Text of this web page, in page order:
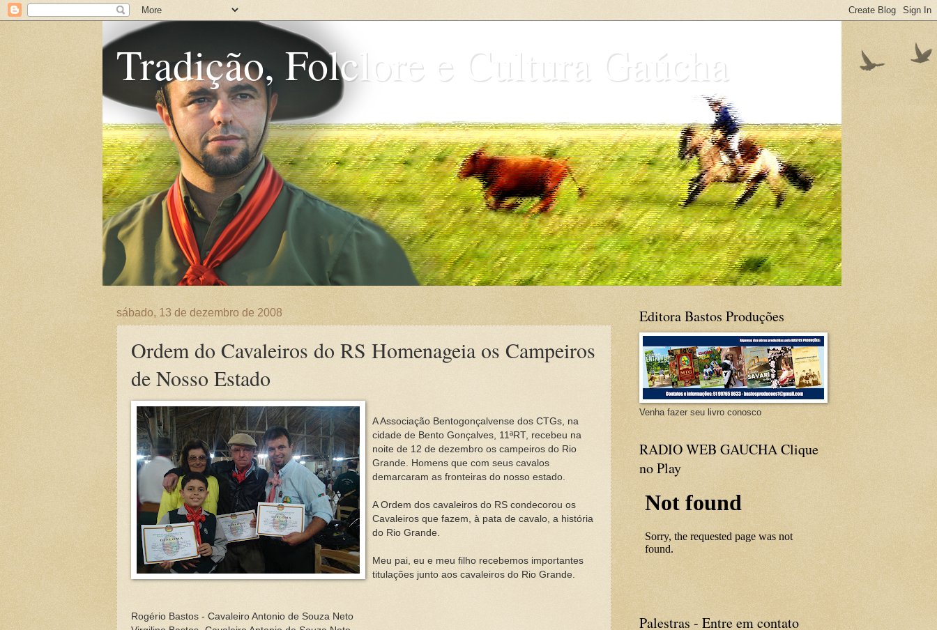
Tradição, Folclore e Cultura Gaúcha
sábado, 13 de dezembro de 2008
Ordem do Cavaleiros do RS Homenageia os Campeiros
de Nosso Estado
A Associação Bentogonçalvense dos CTGs, na
cidade de Bento Gonçalves, 11ªRT, recebeu na
noite de 12 de dezembro os campeiros do Rio
Grande. Homens que com seus cavalos
demarcaram as fronteiras do nosso estado.
A Ordem dos cavaleiros do RS condecorou os
Cavaleiros que fazem, à pata de cavalo, a história
do Rio Grande.
Meu pai, eu e meu filho recebemos importantes
titulações junto aos cavaleiros do Rio Grande.
Rogério Bastos - Cavaleiro Antonio de Souza Neto
Editora Bastos Produções
Venha fazer seu livro conosco
RADIO WEB GAUCHA Clique
no Play
Palestras - Entre em contato